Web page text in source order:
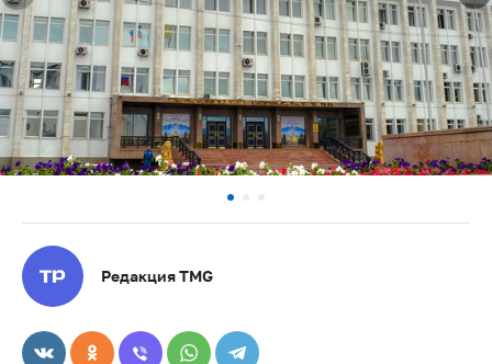
Редакция TMG